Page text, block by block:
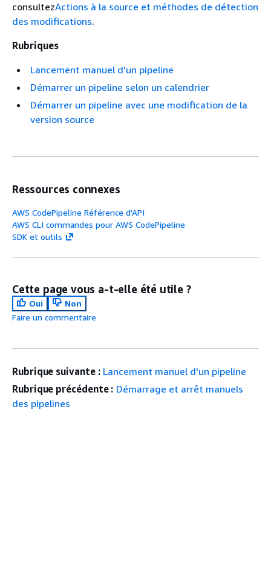
consultezActions à la source et méthodes de détection
des modifications.
Rubriques
Lancement manuel d'un pipeline
Démarrer un pipeline selon un calendrier
Démarrer un pipeline avec une modification de la
version source
Ressources connexes
AWS CodePipeline Référence d'API
AWS CLI commandes pour AWS CodePipeline
SDK et outils
Cette page vous a-t-elle été utile ?
Oui
Non
Faire un commentaire
Rubrique suivante : Lancement manuel d'un pipeline
Rubrique précédente : Démarrage et arrêt manuels
des pipelines